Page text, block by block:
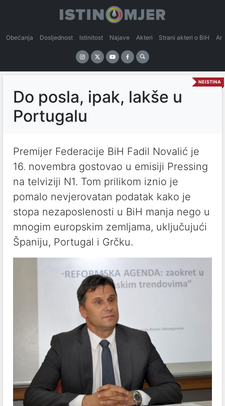
Obećanja Dosljednost Istinitost Najave Akteri Strani akteri o BiH
NEISTINA
Do posla, ipak, lakše u
Portugalu
Premijer Federacije BiH Fadil Novalić je
16. novembra gostovao u emisiji Pressing
na telviziji N1. Tom prilikom iznio je
pomalo nevjerovatan podatak kako je
stopa nezaposlenosti u BiH manja nego u
mnogim europskim zemljama, uključujući
Španiju, Portugal i Grčku.